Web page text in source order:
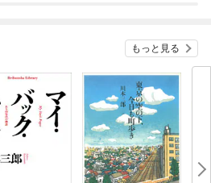
もっと見る